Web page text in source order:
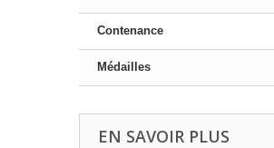
Contenance
Médailles
EN SAVOIR PLUS